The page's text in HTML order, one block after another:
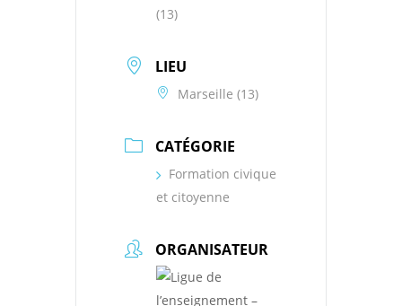
(13)
LIEU
Marseille (13)
CATÉGORIE
Formation civique
et citoyenne
ORGANISATEUR